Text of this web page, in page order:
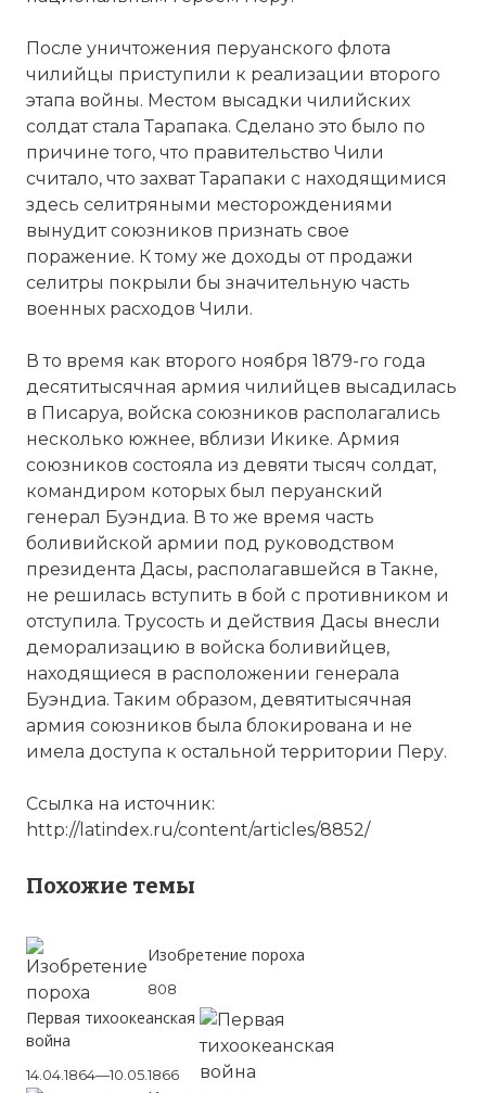
После уничтожения перуанского флота
чилийцы приступили к реализации второго
этапа войны. Местом высадки чилийских
солдат стала Тарапака. Сделано это было по
причине того, что правительство Чили
считало, что захват Тарапаки с находящимися
здесь селитряными месторождениями
вынудит союзников признать свое
поражение. К тому же доходы от продажи
селитры покрыли бы значительную часть
военных расходов Чили.
В то время как второго ноября 1879-го года
десятитысячная армия чилийцев высадилась
в Писаруа, войска союзников располагались
несколько южнее, вблизи Икике. Армия
союзников состояла из девяти тысяч солдат,
командиром которых был перуанский
генерал Буэндиа. В то же время часть
боливийской армии под руководством
президента Дасы, располагавшейся в Такне,
не решилась вступить в бой с противником и
отступила. Трусость и действия Дасы внесли
деморализацию в войска боливийцев,
находящиеся в расположении генерала
Буэндиа. Таким образом, девятитысячная
армия союзников была блокирована и не
имела доступа к остальной территории Перу.
Ссылка на источник:
http://latindex.ru/content/articles/8852/
Похожие темы
Изобретение пороха
808
Первая тихоокеанская
война
14.04.1864—10.05.1866